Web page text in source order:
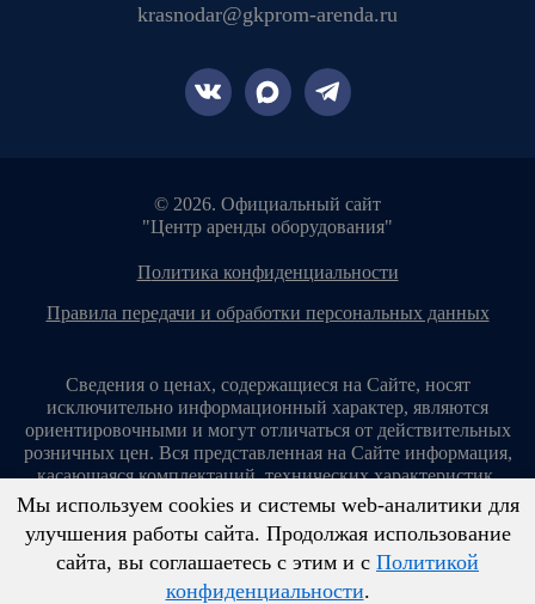
krasnodar@gkprom-arenda.ru
© 2026. Официальный сайт
"Центр аренды оборудования"
политика конфиденциальности
правила передачи и обработки персональных данных
Сведения о ценах, содержащиеся на Сайте, носят
исключительно информационный характер, являются
ориентировочными и могут отличаться от действительных
розничных цен. Вся представленная на Сайте информация,
касающаяся комплектаций, технических характеристик,
цветовых сочетаний, стоимости услуг, сервисного
обслуживания, дополнительного оборудования, условий
аренды оборудования и т. п., ни при каких условиях не
является публичной офертой, определяемой положениями
ст. 437 Гражданского кодекса Российской Федерации.
Мы используем cookies и системы web-аналитики для
улучшения работы сайта. Продолжая использование
сайта, вы соглашаетесь с этим и с Политикой
конфиденциальности.